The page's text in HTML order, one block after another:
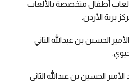
أطفال متخصصة بالألعاب
برية الأردن.
الحسين بن عبدالله الثاني
الحسين بن عبدالله الثاني